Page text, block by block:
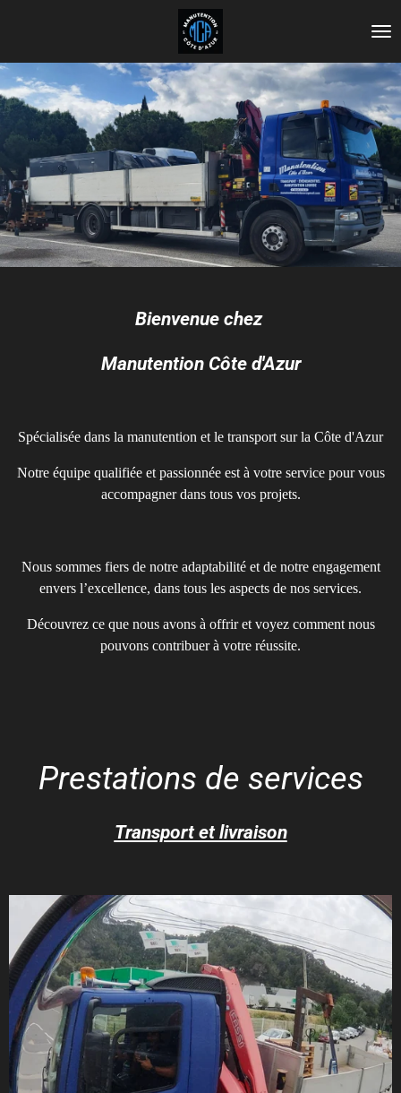
contenu
principal
Bienvenue chez
Manutention Côte d'Azur
Spécialisée dans la manutention et le transport sur la Côte d'Azur
Notre équipe qualifiée et passionnée est à votre service pour vous
accompagner dans tous vos projets.
Nous sommes fiers de notre adaptabilité et de notre engagement
envers l’excellence, dans tous les aspects de nos services.
Découvrez ce que nous avons à offrir et voyez comment nous
pouvons contribuer à votre réussite.
Prestations de services
Transport et livraison